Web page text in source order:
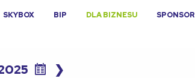
SKYBOX BIP DLA BIZNESU SPONSOR
❯